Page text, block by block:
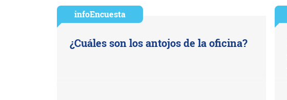
infoEncuesta
¿Cuáles son los antojos de la oficina?